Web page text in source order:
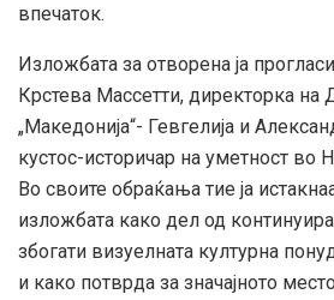
впечаток.
Изложбата за отворена ја
Крстева Массетти, директорка на
„Македонија“- Гевгелија и
кустос-историчар на уметност во
Во своите обраќања тие ја
изложбата како дел од
збогати визуелната културна
и како потврда за значајното